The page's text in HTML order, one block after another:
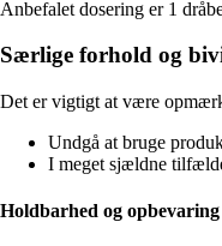
Anbefalet dosering er 1
Særlige forhold og
Det er vigtigt at være
Undgå at bruge
I meget sjældne
Holdbarhed og opbevaring